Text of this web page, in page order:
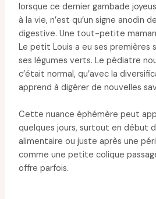
lorsque ce dernier gambade
à la vie, n’est qu’un signe anodin
digestive. Une tout-petite
Le petit Louis a eu ses premières
ses légumes verts. Le pédiatre
c’était normal, qu’avec la
apprend à digérer de nouvelles
Cette nuance éphémère peut
quelques jours, surtout en début
alimentaire ou juste après une
comme une petite colique
offre parfois.